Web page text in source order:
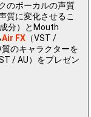
のボーカルの声質
質に変化させるこ
成分）とMouth
Air FX （VST /
のキャラクターを
/ AU）をプレゼン